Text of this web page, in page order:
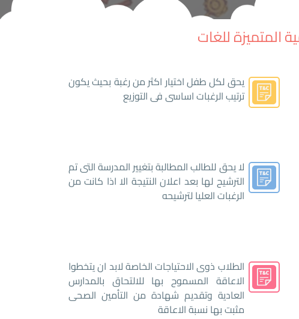
المتميزة للغات
يحق لكل طفل اختيار اكثر من رغبة بحيث يكون
ترتيب الرغبات اساسى فى التوزيع
لا يحق للطالب المطالبة بتغيير المدرسة التى تم
الترشيح لها بعد اعلان النتيجة الا اذا كانت من
الرغبات العليا لترشيحه
الطلاب ذوى الاحتياجات الخاصة لابد ان يتخطوا
الاعاقة المسموح بها للالتحاق بالمدارس
العادية وتقديم شهادة من التأمين الصحى
مثبت بها نسبة الاعاقة